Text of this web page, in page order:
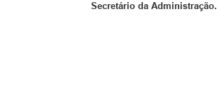
Secretário da Administração.